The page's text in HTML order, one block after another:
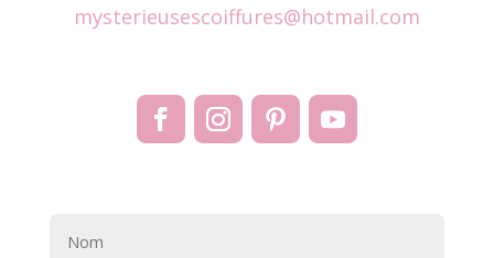
mysterieusescoiffures@hotmail.com